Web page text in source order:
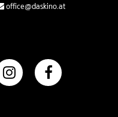
office@daskino.at